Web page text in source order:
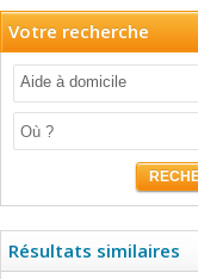
Votre recherche
Aide à domicile
Résultats similaires